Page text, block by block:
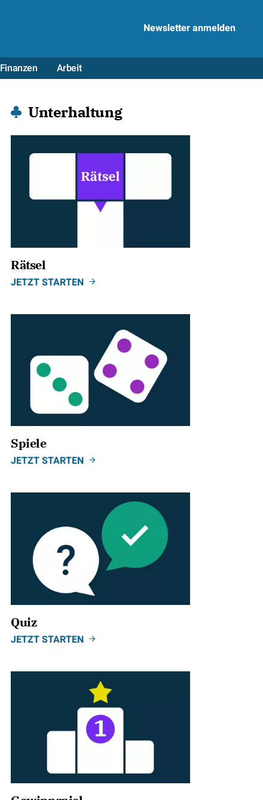
Newsletter anmelden
Finanzen Arbeit
Unterhaltung
Rätsel
JETZT STARTEN
Spiele
JETZT STARTEN
Quiz
JETZT STARTEN